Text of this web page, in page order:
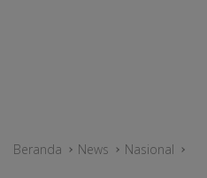
Beranda News Nasional